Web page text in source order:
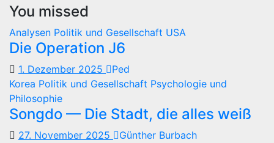
You missed
Analysen Politik und Gesellschaft USA
Die Operation J6
1. Dezember 2025
Ped
Korea Politik und Gesellschaft Psychologie und
Philosophie
Songdo — Die Stadt, die alles weiß
27. November 2025
Günther Burbach